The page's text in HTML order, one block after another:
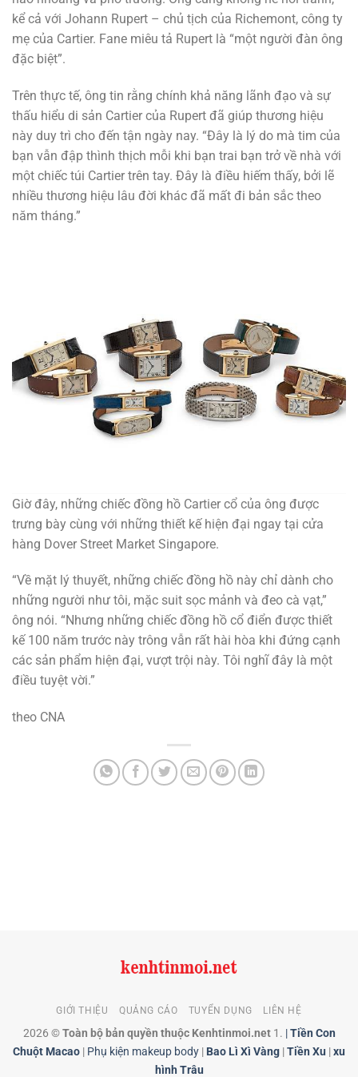
kể cả với Johann Rupert – chủ tịch của Richemont, công ty
mẹ của Cartier. Fane miêu tả Rupert là “một người đàn ông
đặc biệt”.
Trên thực tế, ông tin rằng chính khả năng lãnh đạo và sự
thấu hiểu di sản Cartier của Rupert đã giúp thương hiệu
này duy trì cho đến tận ngày nay. “Đây là lý do mà tim của
bạn vẫn đập thình thịch mỗi khi bạn trai bạn trở về nhà với
một chiếc túi Cartier trên tay. Đây là điều hiếm thấy, bởi lẽ
nhiều thương hiệu lâu đời khác đã mất đi bản sắc theo
năm tháng.”
Giờ đây, những chiếc đồng hồ Cartier cổ của ông được
trưng bày cùng với những thiết kế hiện đại ngay tại cửa
hàng Dover Street Market Singapore.
“Về mặt lý thuyết, những chiếc đồng hồ này chỉ dành cho
những người như tôi, mặc suit sọc mảnh và đeo cà vạt,”
ông nói. “Nhưng những chiếc đồng hồ cổ điển được thiết
kế 100 năm trước này trông vẫn rất hài hòa khi đứng cạnh
các sản phẩm hiện đại, vượt trội này. Tôi nghĩ đây là một
điều tuyệt vời.”
theo CNA
GIỚI THIỆU QUẢNG CÁO TUYỂN DỤNG LIÊN HỆ
2026 ©Toàn bộ bản quyền thuộc Kenhtinmoi.net1. |Tiền Con
Chuột Macao | Phụ kiện makeup body | Bao Lì Xì Vàng |Tiền Xu |xu
hình Trâu